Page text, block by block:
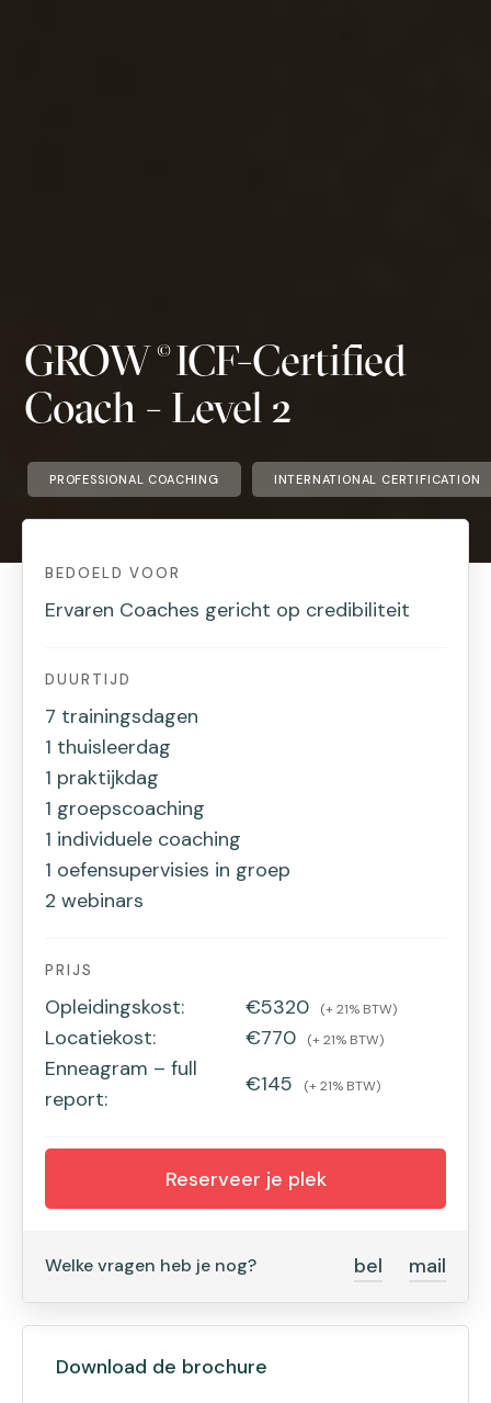
GROW ©ICF-Certified
Coach - Level 2
PROFESSIONAL COACHING INTERNATIONAL CERTIFICATION
BEDOELD VOOR
Ervaren Coaches gericht op credibiliteit
DUURTIJD
7 trainingsdagen
1 thuisleerdag
1 praktijkdag
1 groepscoaching
1 individuele coaching
1 oefensupervisies in groep
2 webinars
PRIJS
Opleidingskost: €5320 (+ 21% BTW)
Locatiekost: €770 (+ 21% BTW)
Enneagram – full
report:
€145 (+ 21% BTW)
Reserveer je plek
Welke vragen heb je nog? bel mail
Download de brochure